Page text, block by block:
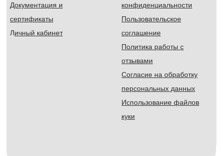
Документация и
сертификаты
Личный кабинет
конфиденциальности
Пользовательское
соглашение
Политика работы с
отзывами
Согласие на обработку
персональных данных
Использование файлов
куки